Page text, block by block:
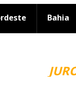
Bahia